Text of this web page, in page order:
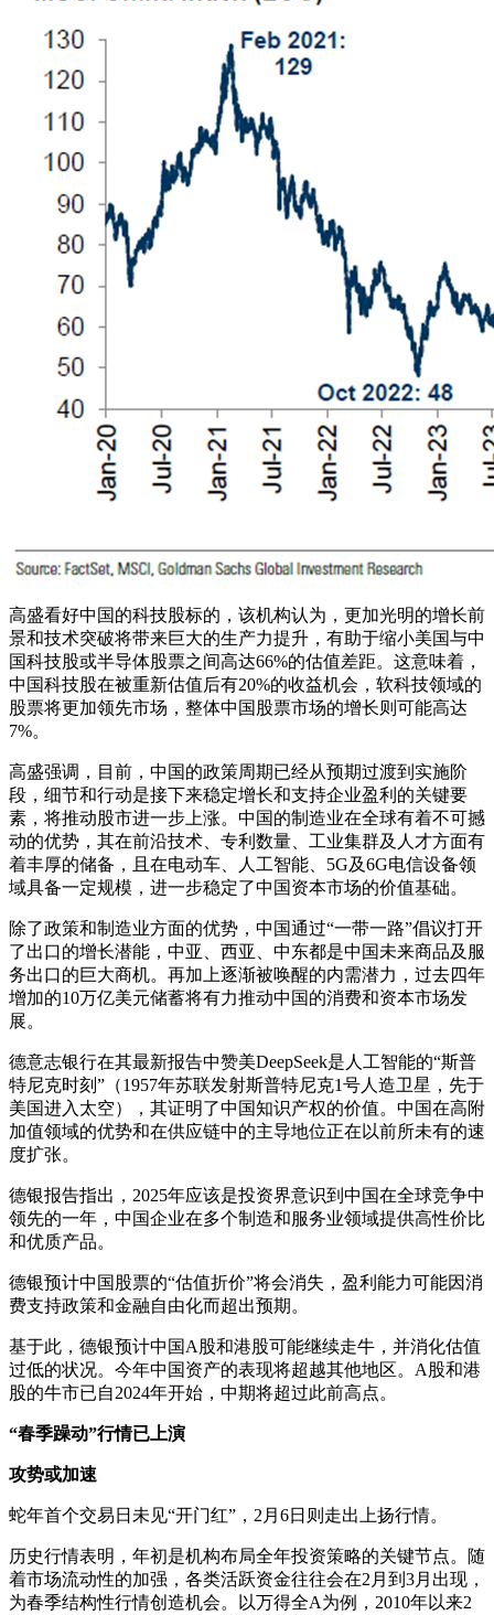
高盛看好中国的科技股标的，该机构认为，更加光明的增长前
景和技术突破将带来巨大的生产力提升，有助于缩小美国与中
国科技股或半导体股票之间高达66%的估值差距。这意味着，
中国科技股在被重新估值后有20%的收益机会，软科技领域的
股票将更加领先市场，整体中国股票市场的增长则可能高达
7%。
高盛强调，目前，中国的政策周期已经从预期过渡到实施阶
段，细节和行动是接下来稳定增长和支持企业盈利的关键要
素，将推动股市进一步上涨。中国的制造业在全球有着不可撼
动的优势，其在前沿技术、专利数量、工业集群及人才方面有
着丰厚的储备，且在电动车、人工智能、5G及6G电信设备领
域具备一定规模，进一步稳定了中国资本市场的价值基础。
除了政策和制造业方面的优势，中国通过“一带一路”倡议打开
了出口的增长潜能，中亚、西亚、中东都是中国未来商品及服
务出口的巨大商机。再加上逐渐被唤醒的内需潜力，过去四年
增加的10万亿美元储蓄将有力推动中国的消费和资本市场发
展。
德意志银行在其最新报告中赞美DeepSeek是人工智能的“斯普
特尼克时刻”（1957年苏联发射斯普特尼克1号人造卫星，先于
美国进入太空），其证明了中国知识产权的价值。中国在高附
加值领域的优势和在供应链中的主导地位正在以前所未有的速
度扩张。
德银报告指出，2025年应该是投资界意识到中国在全球竞争中
领先的一年，中国企业在多个制造和服务业领域提供高性价比
和优质产品。
德银预计中国股票的“估值折价”将会消失，盈利能力可能因消
费支持政策和金融自由化而超出预期。
基于此，德银预计中国A股和港股可能继续走牛，并消化估值
过低的状况。今年中国资产的表现将超越其他地区。A股和港
股的牛市已自2024年开始，中期将超过此前高点。
“春季躁动”行情已上演
攻势或加速
蛇年首个交易日未见“开门红”，2月6日则走出上扬行情。
历史行情表明，年初是机构布局全年投资策略的关键节点。随
着市场流动性的加强，各类活跃资金往往会在2月到3月出现，
为春季结构性行情创造机会。以万得全A为例，2010年以来2